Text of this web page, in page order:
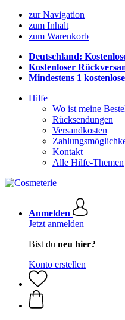
zur Navigation
zum Inhalt
zum Warenkorb
Deutschland:
Kostenloser
Mindestens 1
Hilfe
Wo ist meine
Rücksendungen
Versandkosten
Kontakt
Alle Hilfe-Themen
Anmelden
Jetzt anmelden
Bist du neu hier?
Konto erstellen